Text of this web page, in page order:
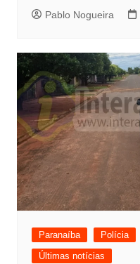
Pablo Nogueira
Paranaíba Polícia
Últimas notícias